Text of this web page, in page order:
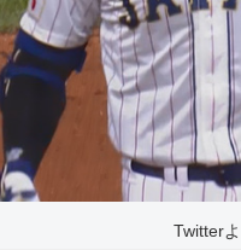
Twitter